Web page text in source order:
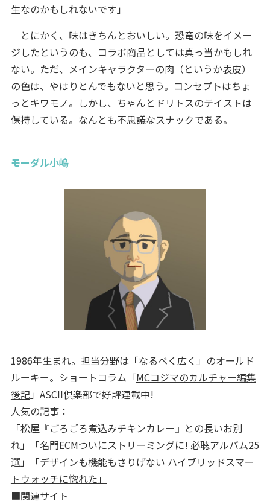
生なのかもしれないです」
とにかく、味はきちんとおいしい。恐竜の味をイメー
ジしたというのも、コラボ商品としては真っ当かもしれ
ない。ただ、メインキャラクターの肉（というか表皮）
の色は、やはりとんでもないと思う。コンセプトはちょ
っとキワモノ。しかし、ちゃんとドリトスのテイストは
保持している。なんとも不思議なスナックである。
モーダル小嶋
1986年生まれ。担当分野は「なるべく広く」のオールド
ルーキー。ショートコラム「MCコジマのカルチャー編集
後記」ASCII倶楽部で好評連載中!
人気の記事：
「松屋『ごろごろ煮込みチキンカレー』との長いお別
れ」
「名門ECMついにストリーミングに! 必聴アルバム25
選」
「デザインも機能もさりげない ハイブリッドスマー
トウォッチに惚れた」
■関連サイト